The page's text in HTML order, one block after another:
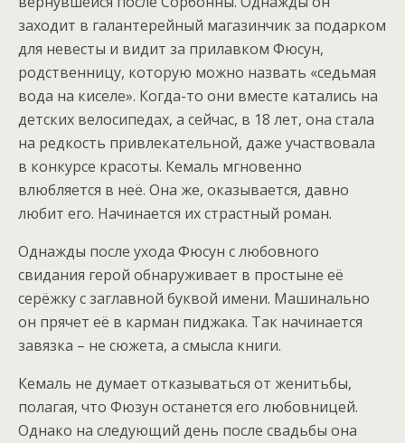
заходит в галантерейный магазинчик за подарком
для невесты и видит за прилавком Фюсун,
родственницу, которую можно назвать «седьмая
вода на киселе». Когда-то они вместе катались на
детских велосипедах, а сейчас, в 18 лет, она стала
на редкость привлекательной, даже участвовала
в конкурсе красоты. Кемаль мгновенно
влюбляется в неё. Она же, оказывается, давно
любит его. Начинается их страстный роман.
Однажды после ухода Фюсун с любовного
свидания герой обнаруживает в простыне её
серёжку с заглавной буквой имени. Машинально
он прячет её в карман пиджака. Так начинается
завязка – не сюжета, а смысла книги.
Кемаль не думает отказываться от женитьбы,
полагая, что Фюзун останется его любовницей.
Однако на следующий день после свадьбы она